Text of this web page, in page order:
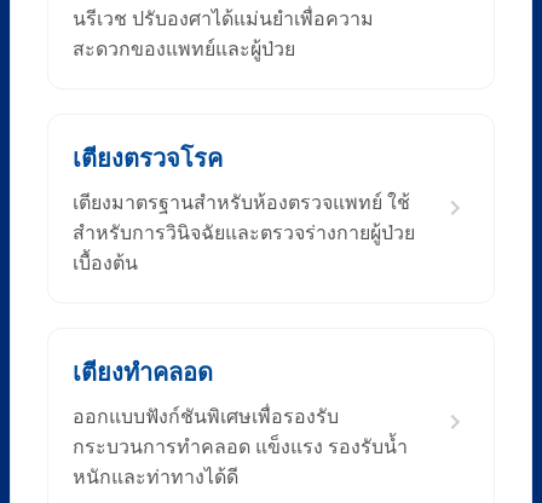
นรีเวช ปรับองศาได้แม่นยำเพื่อความ
สะดวกของแพทย์และผู้ป่วย
เตียงตรวจโรค
เตียงมาตรฐานสำหรับห้องตรวจแพทย์ ใช้
สำหรับการวินิจฉัยและตรวจร่างกายผู้ป่วย
เบื้องต้น
เตียงทำคลอด
ออกแบบฟังก์ชันพิเศษเพื่อรองรับ
กระบวนการทำคลอด แข็งแรง รองรับน้ำ
หนักและท่าทางได้ดี